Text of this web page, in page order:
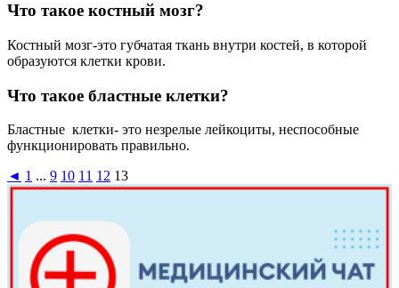
Что такое костный мозг?
Костный мозг-это губчатая ткань внутри костей, в которой
образуются клетки крови.
Что такое бластные клетки?
Бластные клетки- это незрелые лейкоциты, неспособные
функционировать правильно.
◄ 1 ... 9 10 11 12 13